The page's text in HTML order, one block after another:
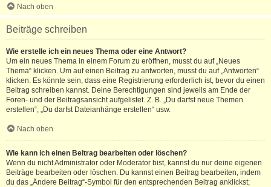
Nach oben
Beiträge schreiben
Wie erstelle ich ein neues Thema oder eine Antwort?
Um ein neues Thema in einem Forum zu eröffnen, musst du auf „Neues
Thema“ klicken. Um auf einen Beitrag zu antworten, musst du auf „Antworten“
klicken. Es könnte sein, dass eine Registrierung erforderlich ist, bevor du einen
Beitrag schreiben kannst. Deine Berechtigungen sind jeweils am Ende der
Foren- und der Beitragsansicht aufgelistet. Z. B. „Du darfst neue Themen
erstellen“, „Du darfst Dateianhänge erstellen“ usw.
Nach oben
Wie kann ich einen Beitrag bearbeiten oder löschen?
Wenn du nicht Administrator oder Moderator bist, kannst du nur deine eigenen
Beiträge bearbeiten oder löschen. Du kannst einen Beitrag bearbeiten, indem
du das „Ändere Beitrag“-Symbol für den entsprechenden Beitrag anklickst;